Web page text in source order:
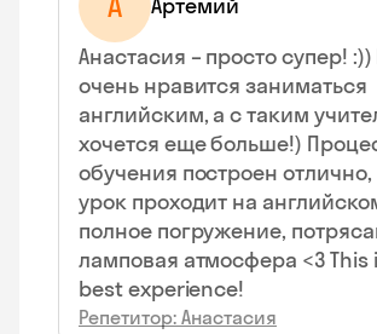
Анастасия – просто супер!
очень нравится заниматься
английским, а с таким
хочется еще больше!)
обучения построен отлично,
урок проходит на
полное погружение,
ламповая атмосфера <3 This
best experience!
Репетитор: Анастасия